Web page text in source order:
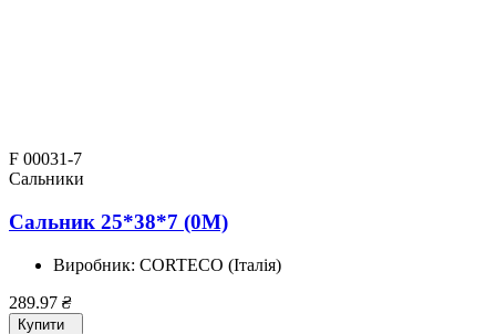
F 00031-7
Сальники
Сальник 25*38*7 (0M)
Виробник: CORTECO (Італія)
289.97 ₴
Купити